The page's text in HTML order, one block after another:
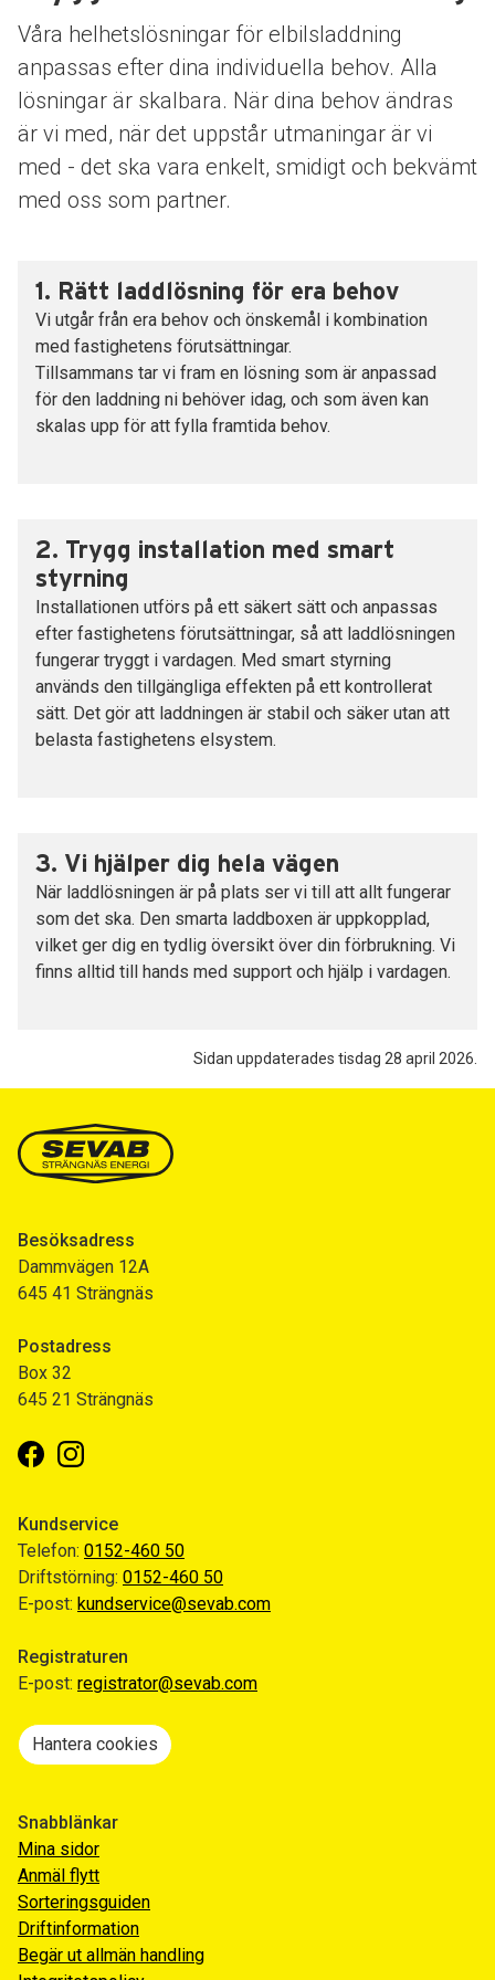
Våra helhetslösningar för elbilsladdning
anpassas efter dina individuella behov. Alla
lösningar är skalbara. När dina behov ändras
är vi med, när det uppstår utmaningar är vi
med - det ska vara enkelt, smidigt och bekvämt
med oss som partner.
1. Rätt laddlösning för era behov
Vi utgår från era behov och önskemål i kombination
med fastighetens förutsättningar.
Tillsammans tar vi fram en lösning som är anpassad
för den laddning ni behöver idag, och som även kan
skalas upp för att fylla framtida behov.
2. Trygg installation med smart
styrning
Installationen utförs på ett säkert sätt och anpassas
efter fastighetens förutsättningar, så att laddlösningen
fungerar tryggt i vardagen. Med smart styrning
används den tillgängliga effekten på ett kontrollerat
sätt. Det gör att laddningen är stabil och säker utan att
belasta fastighetens elsystem.
3. Vi hjälper dig hela vägen
När laddlösningen är på plats ser vi till att allt fungerar
som det ska. Den smarta laddboxen är uppkopplad,
vilket ger dig en tydlig översikt över din förbrukning. Vi
finns alltid till hands med support och hjälp i vardagen.
Sidan uppdaterades tisdag 28 april 2026.
Besöksadress
Dammvägen 12A
645 41 Strängnäs
Postadress
Box 32
645 21 Strängnäs
FacebookInstagram
Kundservice
Telefon: 0152-460 50
Driftstörning: 0152-460 50
E-post: kundservice@sevab.com
Registraturen
E-post: registrator@sevab.com
Hantera cookies
Snabblänkar
Mina sidor
Anmäl flytt
Sorteringsguiden
Driftinformation
Begär ut allmän handling